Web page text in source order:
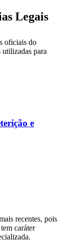
Legais
oficiais do
para
e
recentes, pois
caráter